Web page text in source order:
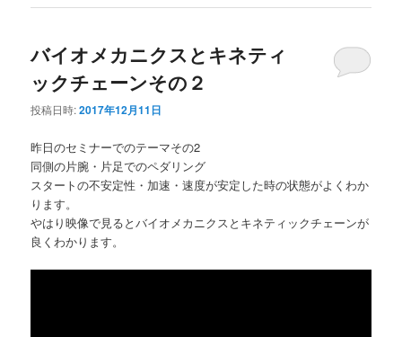
バイオメカニクスとキネティ
ックチェーンその２
投稿日時:2017年12月11日
昨日のセミナーでのテーマその2
同側の片腕・片足でのペダリング
スタートの不安定性・加速・速度が安定した時の状態がよくわか
ります。
やはり映像で見るとバイオメカニクスとキネティックチェーンが
良くわかります。